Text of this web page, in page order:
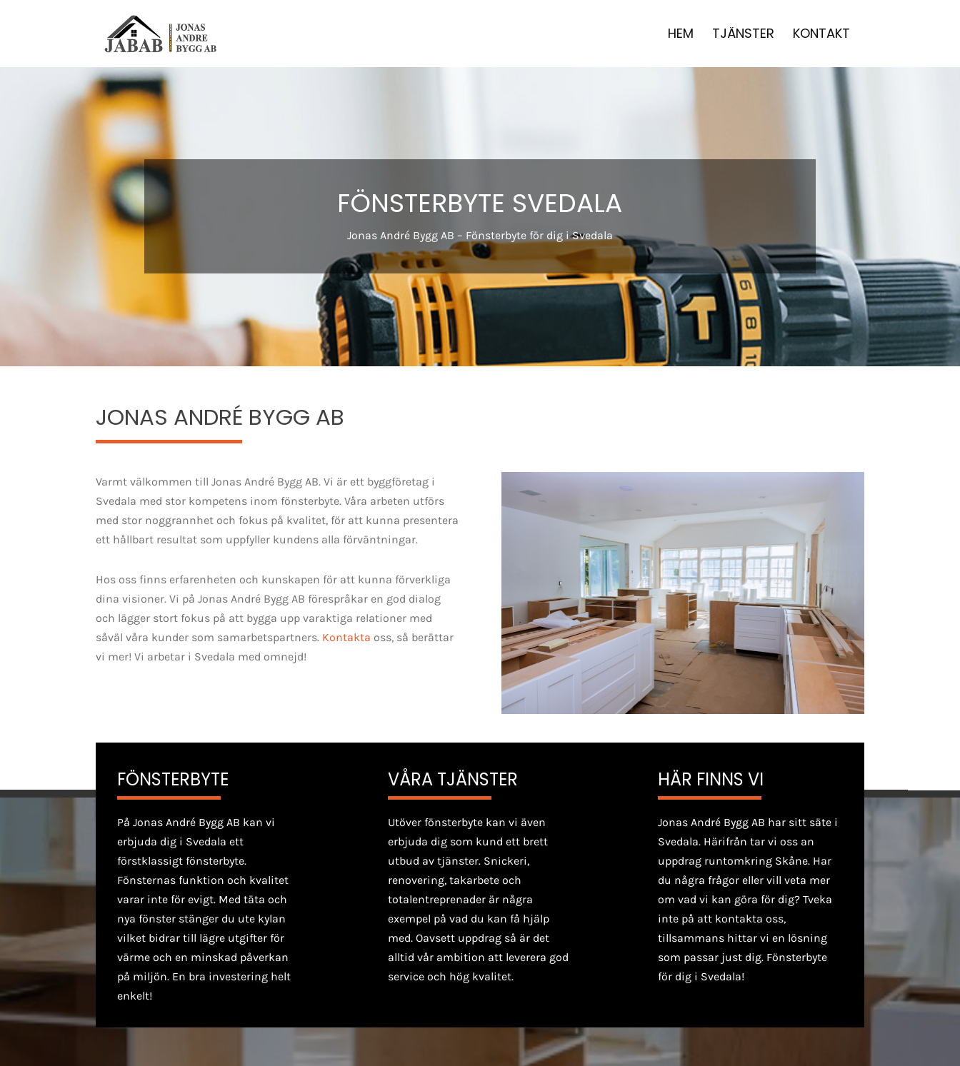
HEM TJÄNSTER KONTAKT
FÖNSTERBYTE SVEDALA
Jonas André Bygg AB – Fönsterbyte för dig i Svedala
JONAS ANDRÉ BYGG AB
Varmt välkommen till Jonas André Bygg AB. Vi är ett byggföretag i
Svedala med stor kompetens inom fönsterbyte. Våra arbeten utförs
med stor noggrannhet och fokus på kvalitet, för att kunna presentera
ett hållbart resultat som uppfyller kundens alla förväntningar.
Hos oss finns erfarenheten och kunskapen för att kunna förverkliga
dina visioner. Vi på Jonas André Bygg AB förespråkar en god dialog
och lägger stort fokus på att bygga upp varaktiga relationer med
såväl våra kunder som samarbetspartners. Kontakta oss, så berättar
vi mer! Vi arbetar i Svedala med omnejd!
FÖNSTERBYTE
På Jonas André Bygg AB kan vi
erbjuda dig i Svedala ett
förstklassigt fönsterbyte.
Fönsternas funktion och kvalitet
varar inte för evigt. Med täta och
nya fönster stänger du ute kylan
vilket bidrar till lägre utgifter för
värme och en minskad påverkan
på miljön. En bra investering helt
enkelt!
VÅRA TJÄNSTER
Utöver fönsterbyte kan vi även
erbjuda dig som kund ett brett
utbud av tjänster. Snickeri,
renovering, takarbete och
totalentreprenader är några
exempel på vad du kan få hjälp
med. Oavsett uppdrag så är det
alltid vår ambition att leverera god
service och hög kvalitet.
HÄR FINNS VI
Jonas André Bygg AB har sitt säte i
Svedala. Härifrån tar vi oss an
uppdrag runtomkring Skåne. Har
du några frågor eller vill veta mer
om vad vi kan göra för dig? Tveka
inte på att kontakta oss,
tillsammans hittar vi en lösning
som passar just dig. Fönsterbyte
för dig i Svedala!